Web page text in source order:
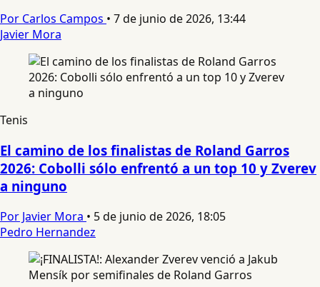
Por Carlos Campos • 7 de junio de 2026, 13:44
Javier Mora
Tenis
El camino de los finalistas de Roland Garros
2026: Cobolli sólo enfrentó a un top 10 y Zverev
a ninguno
Por Javier Mora • 5 de junio de 2026, 18:05
Pedro Hernandez